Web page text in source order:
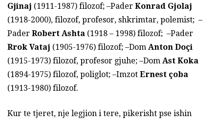
Gjinaj (1911-1987) filozof; –Pader Konrad Gjolaj
(1918-2000), filozof, profesor, shkrimtar, polemist; –
Pader Robert Ashta (1918 – 1998) filozof; –Pader
Rrok Vataj (1905-1976) filozof; –Dom Anton Doçi
(1915-1973) filozof, profesor gjuhe; –Dom Ast Koka
(1894-1975) filozof, poliglot; –Imzot Ernest çoba
(1913-1980) filozof.
Kur te tjeret, nje legjion i tere, pikerisht pse ishin